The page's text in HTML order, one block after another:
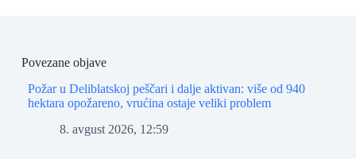
Povezane objave
Požar u Deliblatskoj peščari i dalje aktivan: više od 940
hektara opožareno, vrućina ostaje veliki problem
8. avgust 2026, 12:59